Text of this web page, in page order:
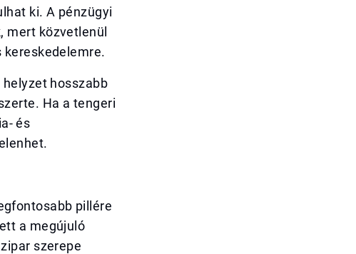
ki. A pénzügyi
mert közvetlenül
kereskedelemre.
hosszabb
Ha a tengeri
és
pillére
a megújuló
szerepe